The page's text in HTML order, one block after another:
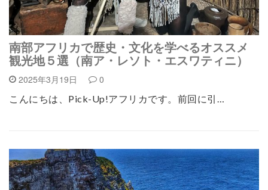
南部アフリカで歴史・文化を学べるオススメ
観光地５選（南ア・レソト・エスワティニ）
2025年3月19日 0
こんにちは、Pick-Up!アフリカです。前回に引…